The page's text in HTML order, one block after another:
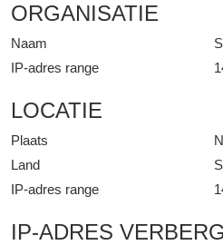
ORGANISATIE
Naam
IP-adres range
LOCATIE
Plaats
Land
IP-adres range
IP-ADRES